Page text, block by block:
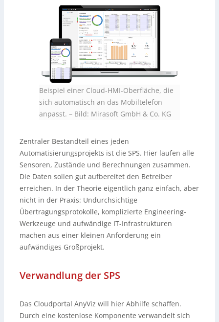
Beispiel einer Cloud-HMI-Oberfläche, die
sich automatisch an das Mobiltelefon
anpasst. – Bild: Mirasoft GmbH & Co. KG
Zentraler Bestandteil eines jeden
Automatisierungsprojekts ist die SPS. Hier laufen alle
Sensoren, Zustände und Berechnungen zusammen.
Die Daten sollen gut aufbereitet den Betreiber
erreichen. In der Theorie eigentlich ganz einfach, aber
nicht in der Praxis: Undurchsichtige
Übertragungsprotokolle, komplizierte Engineering-
Werkzeuge und aufwändige IT-Infrastrukturen
machen aus einer kleinen Anforderung ein
aufwändiges Großprojekt.
Verwandlung der SPS
Das Cloudportal AnyViz will hier Abhilfe schaffen.
Durch eine kostenlose Komponente verwandelt sich